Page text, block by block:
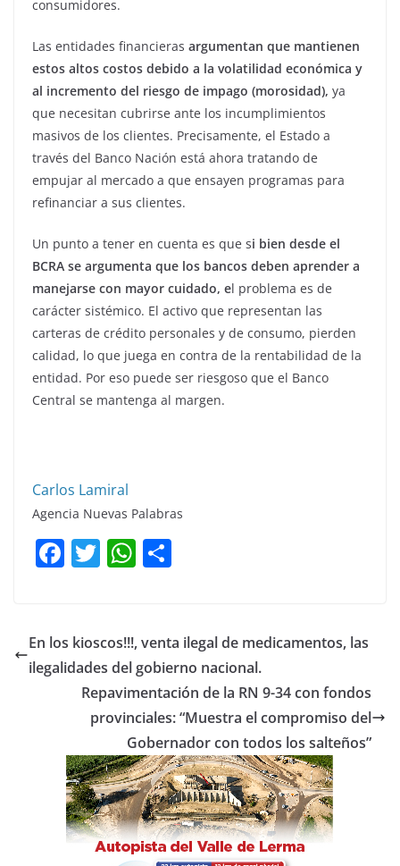
consumidores.
Las entidades financieras argumentan que mantienen
estos altos costos debido a la volatilidad económica y
al incremento del riesgo de impago (morosidad), ya
que necesitan cubrirse ante los incumplimientos
masivos de los clientes. Precisamente, el Estado a
través del Banco Nación está ahora tratando de
empujar al mercado a que ensayen programas para
refinanciar a sus clientes.
Un punto a tener en cuenta es que si bien desde el
BCRA se argumenta que los bancos deben aprender a
manejarse con mayor cuidado, el problema es de
carácter sistémico. El activo que representan las
carteras de crédito personales y de consumo, pierden
calidad, lo que juega en contra de la rentabilidad de la
entidad. Por eso puede ser riesgoso que el Banco
Central se mantenga al margen.
Carlos Lamiral
Agencia Nuevas Palabras
F
e
b
k
T
er
W
s
A
p
p
p
ar
tir
En los kioscos!!!, venta ilegal de medicamentos, las
ilegalidades del gobierno nacional.
Repavimentación de la RN 9-34 con fondos
provinciales: “Muestra el compromiso del
Gobernador con todos los salteños”